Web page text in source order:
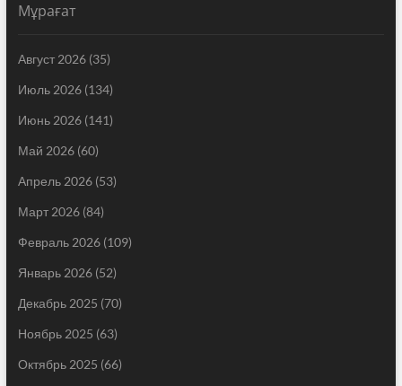
Мұрағат
Август 2026(35)
Июль 2026(134)
Июнь 2026(141)
Май 2026(60)
Апрель 2026(53)
Март 2026(84)
Февраль 2026(109)
Январь 2026(52)
Декабрь 2025 (70)
Ноябрь 2025 (63)
Октябрь 2025 (66)